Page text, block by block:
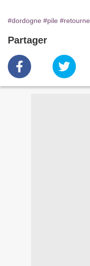
#dordogne #pile #retourne
Partager